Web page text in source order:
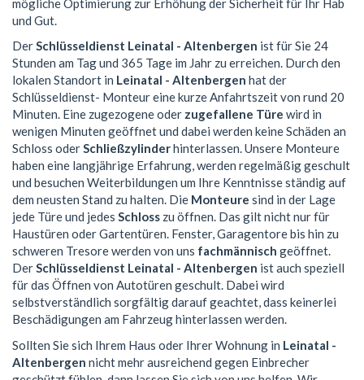
mögliche Optimierung zur Erhöhung der Sicherheit für Ihr Hab
und Gut.
DerSchlüsseldienst Leinatal - Altenbergen ist für Sie 24
Stunden am Tag und 365 Tage im Jahr zu erreichen. Durch den
lokalen Standort in Leinatal - Altenbergen hat der
Schlüsseldienst- Monteur eine kurze Anfahrtszeit von rund 20
Minuten. Eine zugezogene oder zugefallene Türe wird in
wenigen Minuten geöffnet und dabei werden keine Schäden an
Schloss oderSchließzylinderhinterlassen. Unsere Monteure
haben eine langjährige Erfahrung, werden regelmäßig geschult
und besuchen Weiterbildungen um Ihre Kenntnisse ständig auf
dem neusten Stand zu halten. Die Monteure sind in der Lage
jede Türe und jedes Schloss zu öffnen. Das gilt nicht nur für
Haustüren oder Gartentüren. Fenster, Garagentore bis hin zu
schweren Tresore werden von uns fachmännisch geöffnet.
DerSchlüsseldienst Leinatal - Altenbergen ist auch speziell
für das Öffnen von Autotüren geschult. Dabei wird
selbstverständlich sorgfältig darauf geachtet, dass keinerlei
Beschädigungen am Fahrzeug hinterlassen werden.
Sollten Sie sich Ihrem Haus oder Ihrer Wohnung in Leinatal -
Altenbergen nicht mehr ausreichend gegen Einbrecher